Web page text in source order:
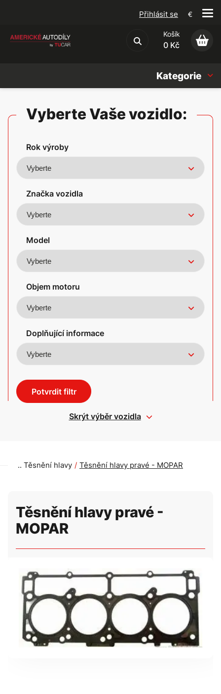
Obchodní podmínky
Přihlásit se €
Košík
0 Kč
Kategorie
Americké vozy
Vyberte Vaše vozidlo:
Rok výroby
Značka vozidla
Model
Objem motoru
Doplňující informace
Potvrdit filtr
Skrýt výběr vozidla
Těsnění hlavy Těsnění hlavy pravé - MOPAR
Těsnění hlavy pravé -
MOPAR